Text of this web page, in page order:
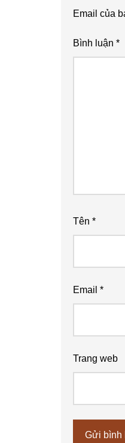
Email của
Bình luận *
Tên *
Email *
Trang web